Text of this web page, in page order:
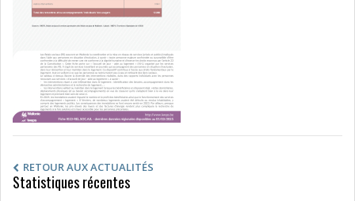
RETOUR AUX ACTUALITÉS
Statistiques récentes